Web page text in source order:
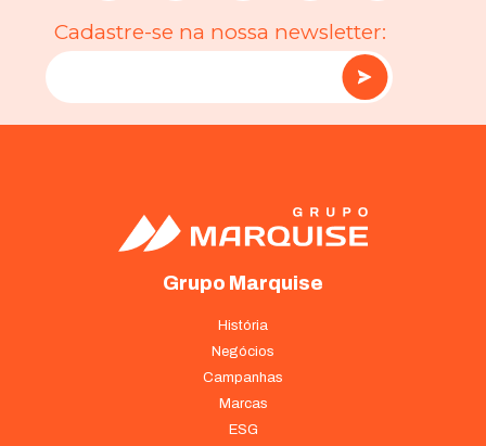
Cadastre-se na nossa newsletter:
Grupo Marquise
História
Negócios
Campanhas
Marcas
ESG